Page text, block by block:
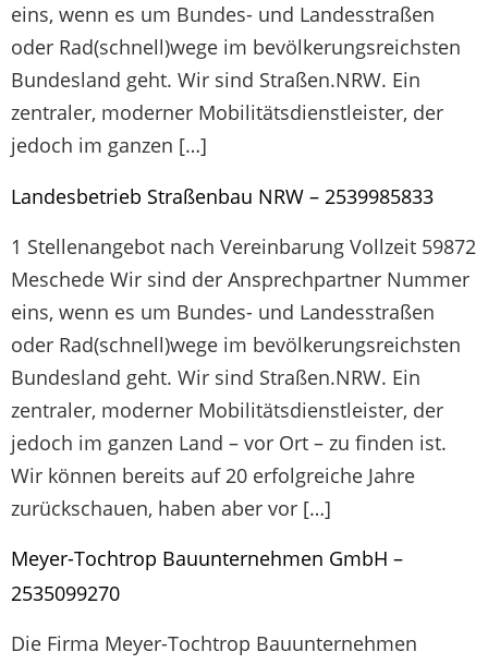
eins, wenn es um Bundes- und Landesstraßen
oder Rad(schnell)wege im bevölkerungsreichsten
Bundesland geht. Wir sind Straßen.NRW. Ein
zentraler, moderner Mobilitätsdienstleister, der
jedoch im ganzen […]
Landesbetrieb Straßenbau NRW – 2539985833
1 Stellenangebot nach Vereinbarung Vollzeit 59872
Meschede Wir sind der Ansprechpartner Nummer
eins, wenn es um Bundes- und Landesstraßen
oder Rad(schnell)wege im bevölkerungsreichsten
Bundesland geht. Wir sind Straßen.NRW. Ein
zentraler, moderner Mobilitätsdienstleister, der
jedoch im ganzen Land – vor Ort – zu finden ist.
Wir können bereits auf 20 erfolgreiche Jahre
zurückschauen, haben aber vor […]
Meyer-Tochtrop Bauunternehmen GmbH –
2535099270
Die Firma Meyer-Tochtrop Bauunternehmen